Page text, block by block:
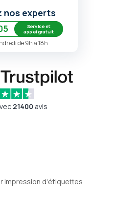
experts
Service et
appel gratuit
de 9h à 18h
21400 avis
impression d'étiquettes